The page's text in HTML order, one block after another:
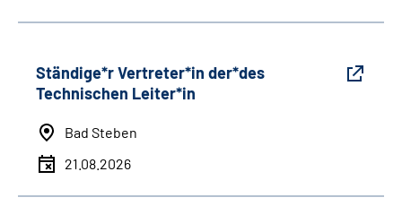
Ständige*r Vertreter*in der*des
Technischen Leiter*in
Bad Steben
21.08.2026